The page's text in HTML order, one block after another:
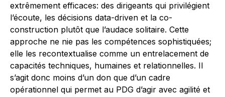
extrêmement efficaces: des dirigeants qui privilégient
l’écoute, les décisions data-driven et la co-
construction plutôt que l’audace solitaire. Cette
approche ne nie pas les compétences sophistiquées;
elle les recontextualise comme un entrelacement de
capacités techniques, humaines et relationnelles. Il
s’agit donc moins d’un don que d’un cadre
opérationnel qui permet au PDG d’agir avec agilité et